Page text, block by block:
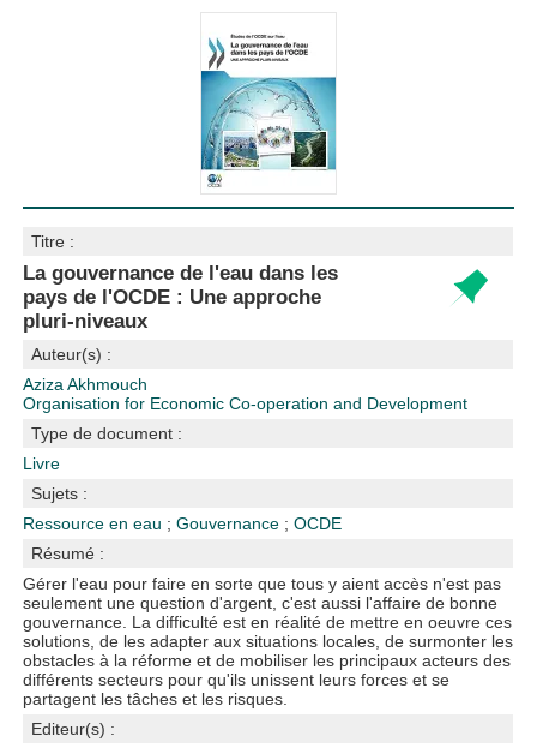
Titre :
La gouvernance de l'eau dans les
pays de l'OCDE : Une approche
pluri-niveaux
Auteur(s) :
Aziza Akhmouch
Organisation for Economic Co-operation and Development
Type de document :
Livre
Sujets :
Ressource en eau ;Gouvernance ;OCDE
Résumé :
Gérer l'eau pour faire en sorte que tous y aient accès n'est pas
seulement une question d'argent, c'est aussi l'affaire de bonne
gouvernance. La difficulté est en réalité de mettre en oeuvre ces
solutions, de les adapter aux situations locales, de surmonter les
obstacles à la réforme et de mobiliser les principaux acteurs des
différents secteurs pour qu'ils unissent leurs forces et se
partagent les tâches et les risques.
Editeur(s) :